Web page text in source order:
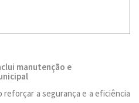
manutenção e
a segurança e a eficiência